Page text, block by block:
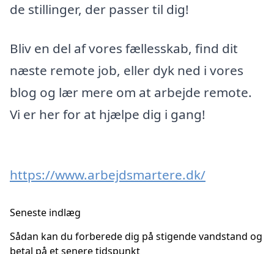
de stillinger, der passer til dig!
Bliv en del af vores fællesskab, find dit
næste remote job, eller dyk ned i vores
blog og lær mere om at arbejde remote.
Vi er her for at hjælpe dig i gang!
https://www.arbejdsmartere.dk/
Seneste indlæg
Sådan kan du forberede dig på stigende vandstand og
betal på et senere tidspunkt